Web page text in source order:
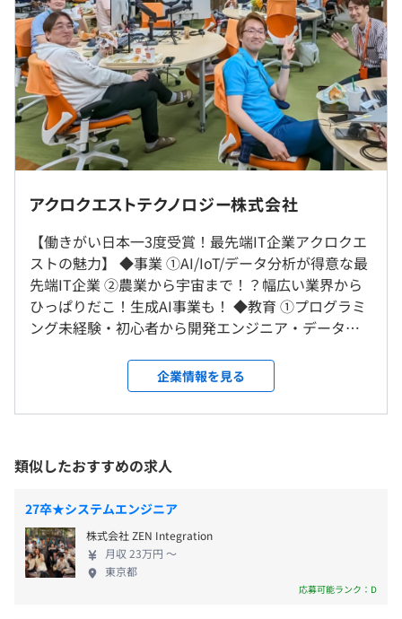
・IoTデータ分析プラットフォーム「Torrentio」
https://www.site.torrentio.tech/torrentio/torrentio-
cloud/
・データ分析体験向上ソリューション「ENdoSnipe」
https://www.endosnipe.com/solution_log_analysis
◆開発実績例
【鉄道】生成AIアシスタントで業務改善・新規企画創出を
促進
【農業】IoT/AIで日本の農業の未来を発展させる
https://recruit.acroquest.co.jp/agriculture_iot/
【物流】IoT/AIソリューションTorrentio Videoで、日本の
https://recruit.acroquest.co.jp/torrentio_video/
【宇宙】未知なる宇宙の謎を画像解析によるデータ分析で
https://recruit.acroquest.co.jp/space_3dmap/
その他、インフラ・建設・官公庁・小売・通信キャリア・
自動車・製薬ヘルスといった、
幅広い業界のトップ企業とビジネスしています。
若手のうちは新横浜オフィスで仕事の仕方を学び、その後
リモートワークかオフィス出社を自由に選べます。転勤は
・リモートワーク：全国
受動喫煙防止措置に関する事項
全社禁煙を実施しており、喫煙者の採用は致しておりませ
ん。
休憩時間：ランチ：11:30～12:30、コーヒーブレイク：
15:00～15:15
平均残業時間：新人は定時退社厳守、２年目以降は最長１
時間／日
完全週休2日制（土、日）、祝日、有給休暇20日（初年度
1週間連続リフレッシュ休暇（2年目より）、配偶者誕生
いくたん＋（いくたんぷらす）（育児休暇＋育児の為の短
縮勤務）
年間休日 125日
通勤費、住宅手当、特別健康診断手当、若手出社手当、リ
モートワーク手当、研修手当、海外渡航手当
社会保険完備（健康保険・厚生年金加入、雇用保険・労災
2年度前 採用者数6人 離職者数0人
3年度前 採用者数5人 離職者数2人
過去３年間の新卒採用者数の男女別人数
前年度 男性3人 女性1人
2年度前 男性6人 女性0人
3年度前 男性4人 女性1人
平均勤続年数
20.0年
研修の有無及び内容
全てCLO（最高教育責任者）監修の研修内容
希望者には内定決定直後から研修を開始
入社後には、100を超える講座から個人のレベルに合わせ
た受講カリキュラムを受けられ、着実にスキルが身に付く
ネイティブ講師による英会話講座、プロの声優による発声
あり
キャリアコンサルティング制度の有無及びその内容
月に一度の上司との面談で、目標達成のアドバイスや進み
たいキャリアについての相談ができます。
社内検定等の制度の有無及びその内容
なし
アクロクエストテクノロジー株式会社
【働きがい日本一3度受賞！最先端IT企業アクロクエ
ストの魅力】 ◆事業 ①AI/IoT/データ分析が得意な最
先端IT企業 ②農業から宇宙まで！？幅広い業界から
ひっぱりだこ！生成AI事業も！ ◆教育 ①プログラミ
ング未経験・初心者から開発エンジニア・データサ
教育 ②内定直後から希望者は研修開始。なんと、新
卒入社・法学部出身で機械学習の世界コンペ2位に入
った社員(Kaggle Grandmaster)も！ ◆社風 ①会社の
（MA）が会社の中心 ②働きがいのある会社ランキン
グ（GPTW）日本一を3度受賞
企業情報を見る
類似したおすすめの求人
27卒★システムエンジニア
株式会社 ZEN Integration
月収 23万円 〜
東京都
応募可能ランク：D